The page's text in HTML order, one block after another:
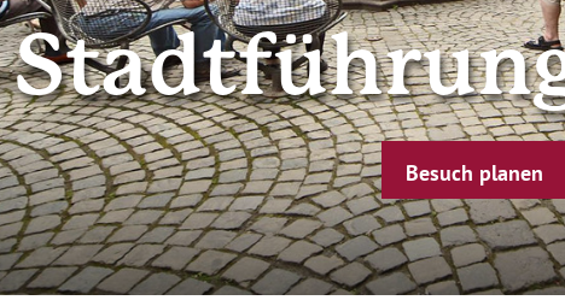
Besuch planen